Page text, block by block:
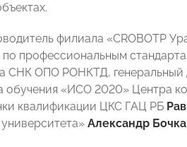
филиала «CROBOTP
профессиональным
СНК ОПО РОНКТД,
обучения «ИСО 2020» Центра
квалификации ЦКС ГАЦ РБ
Александр